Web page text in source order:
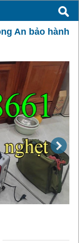
An bảo hành